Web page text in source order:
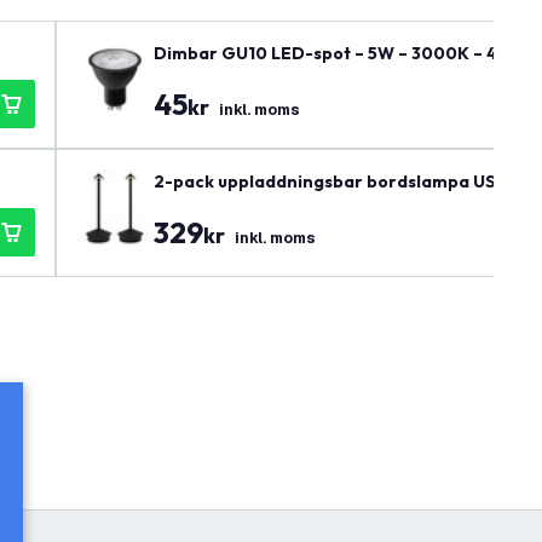
Dimbar GU10 LED-spot – 5W – 3000K – 400
45kr inkl. moms
2-pack uppladdningsbar bordslampa USB –
329kr inkl. moms